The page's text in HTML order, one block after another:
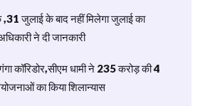
,31 जुलाई के बाद नहीं मिलेगा जुलाई का
ने दी जानकारी
कॉरिडोर,सीएम धामी ने 235 करोड़ की 4
का किया शिलान्यास